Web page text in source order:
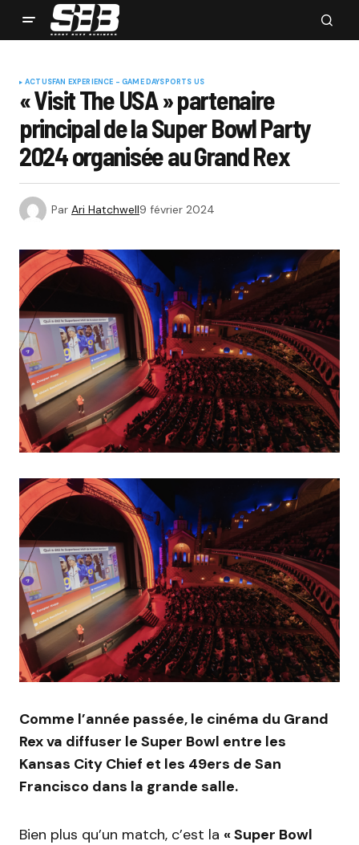
ACTUSFAN EXPERIENCE - GAME DAYSPORTS US
« Visit The USA » partenaire
principal de la Super Bowl Party
2024 organisée au Grand Rex
Par Ari Hatchwell9 février 2024
Comme l’année passée, le cinéma du Grand
Rex va diffuser le Super Bowl entre les
Kansas City Chief et les 49ers de San
Francisco dans la grande salle.
Bien plus qu’un match, c’est la « Super Bowl